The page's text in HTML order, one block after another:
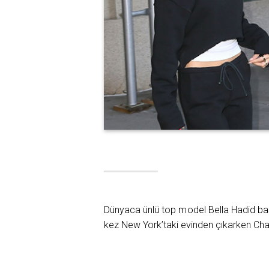
Dünyaca ünlü top model Bella Hadid
kez New York’taki evinden çıkarken